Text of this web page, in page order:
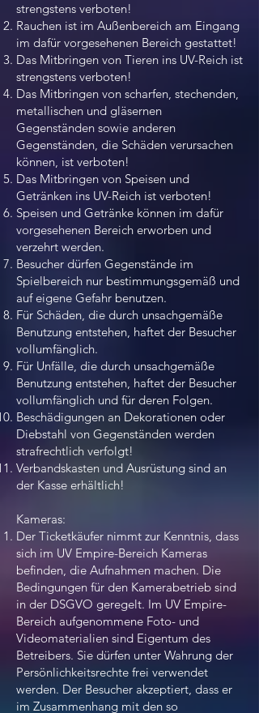
strengstens verboten!
Rauchen ist im Außenbereich am Eingang
im dafür vorgesehenen Bereich gestattet!
Das Mitbringen von Tieren ins UV-Reich ist
strengstens verboten!
Das Mitbringen von scharfen, stechenden,
metallischen und gläsernen
Gegenständen sowie anderen
Gegenständen, die Schäden verursachen
können, ist verboten!
Das Mitbringen von Speisen und
Getränken ins UV-Reich ist verboten!
Speisen und Getränke können im dafür
vorgesehenen Bereich erworben und
verzehrt werden.
Besucher dürfen Gegenstände im
Spielbereich nur bestimmungsgemäß und
auf eigene Gefahr benutzen.
Für Schäden, die durch unsachgemäße
Benutzung entstehen, haftet der Besucher
vollumfänglich.
Für Unfälle, die durch unsachgemäße
Benutzung entstehen, haftet der Besucher
vollumfänglich und für deren Folgen.
Beschädigungen an Dekorationen oder
Diebstahl von Gegenständen werden
strafrechtlich verfolgt!
Verbandskasten und Ausrüstung sind an
der Kasse erhältlich!
Kameras:
Der Ticketkäufer nimmt zur Kenntnis, dass
sich im UV Empire-Bereich Kameras
befinden, die Aufnahmen machen. Die
Bedingungen für den Kamerabetrieb sind
in der DSGVO geregelt. Im UV Empire-
Bereich aufgenommene Foto- und
Videomaterialien sind Eigentum des
Betreibers. Sie dürfen unter Wahrung der
Persönlichkeitsrechte frei verwendet
werden. Der Besucher akzeptiert, dass er
im Zusammenhang mit den so